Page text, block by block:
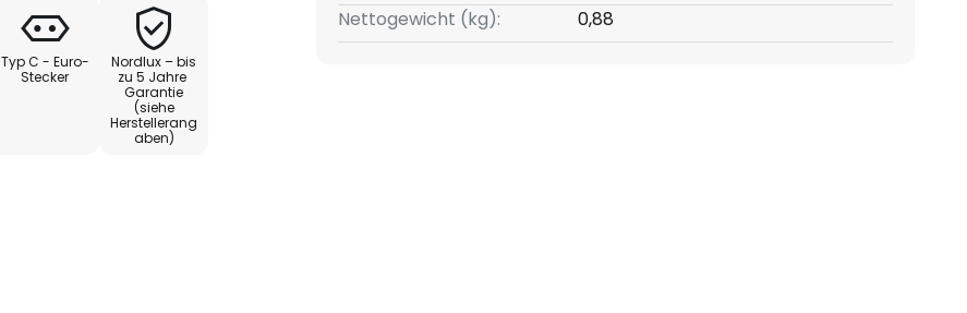
Typ C - Euro-
Stecker
Nordlux – bis
zu 5 Jahre
Garantie
(siehe
Herstellerang
aben)
Nettogewicht (kg):
0,88